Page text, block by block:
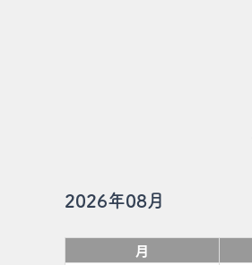
2026年08月
月